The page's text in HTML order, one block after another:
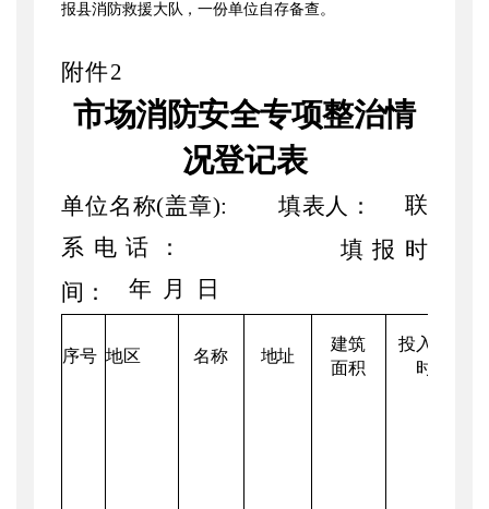
报县消防救援大队，一份单位自存备查。
附件2
市场消防安全专项整治情
况登记表
单位名称(盖章): 填表人：
联
系电话：
填报时
间：
年 月 日
序号 地区 名称 地址
建筑
面积
投入使用
时间